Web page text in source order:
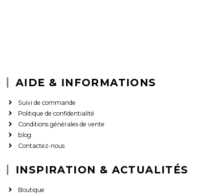
AIDE & INFORMATIONS
Suivi de commande
Politique de confidentialité
Conditions générales de vente
blog
Contactez-nous
INSPIRATION & ACTUALITÉS
Boutique